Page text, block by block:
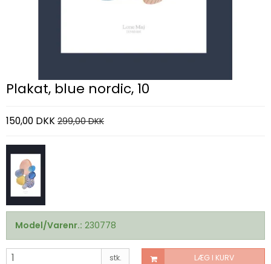
Plakat, blue nordic, 10
150,00 DKK 299,00 DKK
Model/Varenr.: 230778
stk. LÆG I KURV